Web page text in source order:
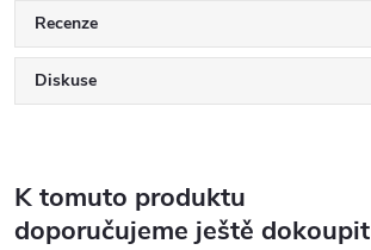
Recenze
Diskuse
K tomuto produktu
doporučujeme ještě dokoupit